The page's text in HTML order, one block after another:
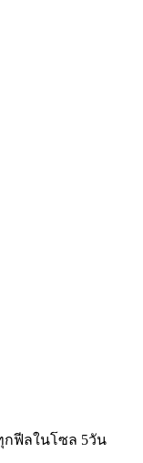
กฟีลในโซล 5วัน